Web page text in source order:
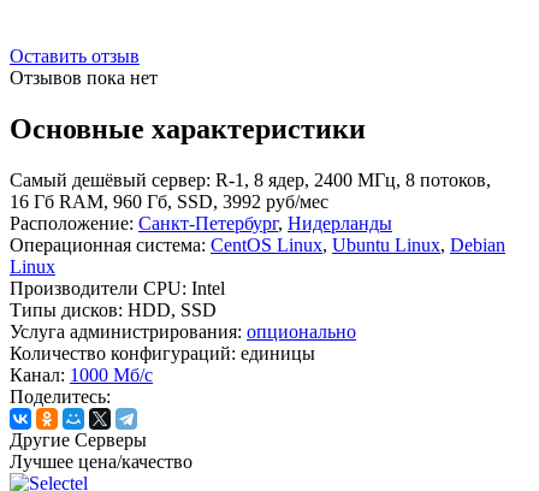
Оставить отзыв
Отзывов пока нет
Основные характеристики
Самый дешёвый сервер: R-1, 8 ядер, 2400 МГц, 8 потоков,
16 Гб RAM, 960 Гб, SSD, 3992 руб/мес
Расположение: Санкт-Петербург, Нидерланды
Операционная система: CentOS Linux, Ubuntu Linux, Debian
Linux
Производители CPU: Intel
Типы дисков: HDD, SSD
Услуга администрирования: опционально
Количество конфигураций: единицы
Канал: 1000 Мб/с
Поделитесь:
Другие Серверы
Лучшее цена/качество